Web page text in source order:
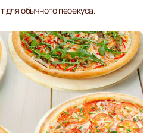
для обычного перекуса.